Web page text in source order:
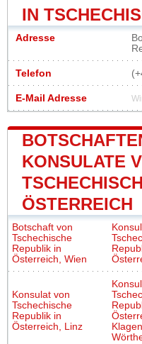
IN
Adresse
Telefon
E-Mail Adresse
KONSULATE
ÖSTERREICH
Botschaft von
Tschechische
Republik in
Österreich, Wien
Konsulat von
Tschechische
Republik in
Österreich, Linz